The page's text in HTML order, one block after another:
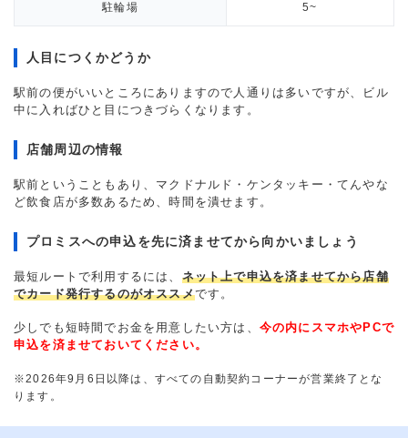
駐輪場 5~
人目につくかどうか
駅前の便がいいところにありますので人通りは多いですが、ビル
中に入ればひと目につきづらくなります。
店舗周辺の情報
駅前ということもあり、マクドナルド・ケンタッキー・てんやな
ど飲食店が多数あるため、時間を潰せます。
プロミスへの申込を先に済ませてから向かいましょう
最短ルートで利用するには、 ネット上で申込を済ませてから店舗
でカード発行するのがオススメです。
少しでも短時間でお金を用意したい方は、 今の内にスマホやPCで
申込を済ませておいてください。
※2026年9月6日以降は、すべての自動契約コーナーが営業終了とな
ります。